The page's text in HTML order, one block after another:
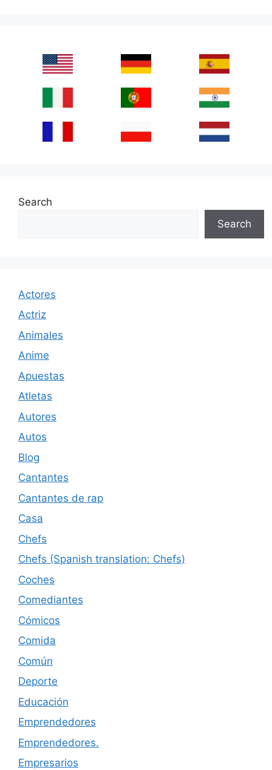
Search
Search
Actores
Actriz
Animales
Anime
Apuestas
Atletas
Autores
Autos
Blog
Cantantes
Cantantes de rap
Casa
Chefs
Chefs (Spanish translation: Chefs)
Coches
Comediantes
Cómicos
Comida
Común
Deporte
Educación
Emprendedores
Emprendedores.
Empresarios